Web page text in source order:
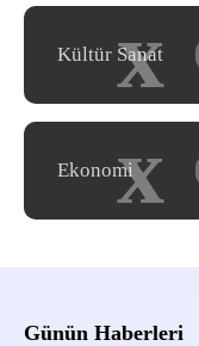
x
Kültür Sanat
x
Ekonomi
Günün Haberleri